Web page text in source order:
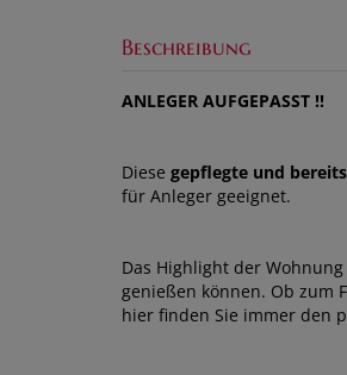
Beschreibung
ANLEGER AUFGEPASST !!
Diese gepflegte und
für Anleger geeignet.
Das Highlight der
genießen können. Ob zum
hier finden Sie immer den